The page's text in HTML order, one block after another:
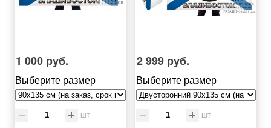
1 000 руб.
Выберите размер
шт
2 999 руб.
Выберите размер
шт